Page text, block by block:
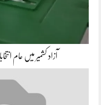
آزاد کشمیر میں عام